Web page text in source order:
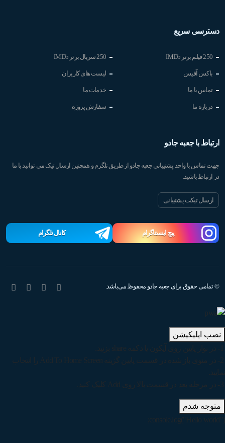
دسترسی سریع
250 فیلم برتر IMDb 250 سریال برتر IMDb
باکس آفیس لیست های کاربران
تماس با ما خدمات ما
درباره ما سفارش پروژه
ارتباط با جعبه جادو
جهت تماس با واحد پشتیبانی جعبه جادو از طریق تلگرم و همچنین ارسال تیک می توانید با ما
در ارتباط باشید.
ارسال تیکت پشتیبانی
پیچ اینستاگرام کانال تلگرام
© تمامی حقوق برای جعبه جادو محفوظ می‌باشد.
نصب اپلیکیشن
2- در منوی باز شده در قسمت پایین گزینه Add To Home Screen را انتخاب
نمایید.
3- در مرحله بعد در قسمت بالا روی Add کلیک کنید.
متوجه شدم
console.log("Hello world");